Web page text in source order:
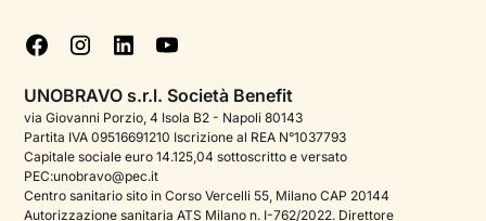
Podcast di psicologia
Corporate
Psicologo italiano all'estero
Cookie policy
Gestisci cookie
UNOBRAVO s.r.l. Società Benefit
via Giovanni Porzio, 4 Isola B2 - Napoli 80143
Partita IVA 09516691210 Iscrizione al REA N°1037793
Capitale sociale euro 14.125,04 sottoscritto e versato
PEC:unobravo@pec.it
Centro sanitario sito in Corso Vercelli 55, Milano CAP 20144
Autorizzazione sanitaria ATS Milano n. I-762/2022. Direttore